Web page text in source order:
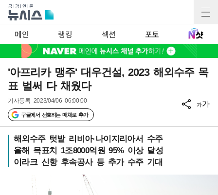
메인 랭킹 섹션 포토
'아프리카 맹주' 대우건설, 2023 해외수주 목
표 벌써 다 채웠다
기사등록 2023/04/06 06:00:00
구글에서 선호하는 매체로 추가
가가
해외수주 텃밭 리비아·나이지리아서 수주
올해 목표치 1조8000억원 95% 이상 달성
이라크 신항 후속공사 등 추가 수주 기대